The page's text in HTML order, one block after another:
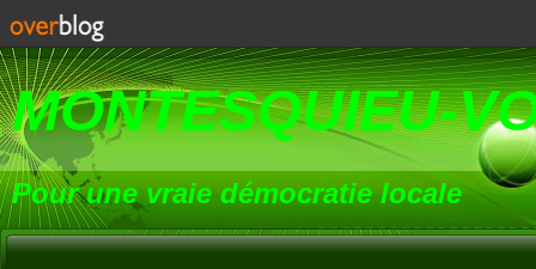
MONTESQUIEU-
Pour une vraie démocratie locale